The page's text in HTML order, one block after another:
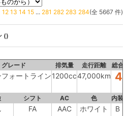
12 13 14 15 ... 281 282 283 284(全 5667 件)
()
グレード 排気量 走行距離 総合
ォートライン1200cc47,000km
シフト AC 色 内装
FA AAC ホワイト B